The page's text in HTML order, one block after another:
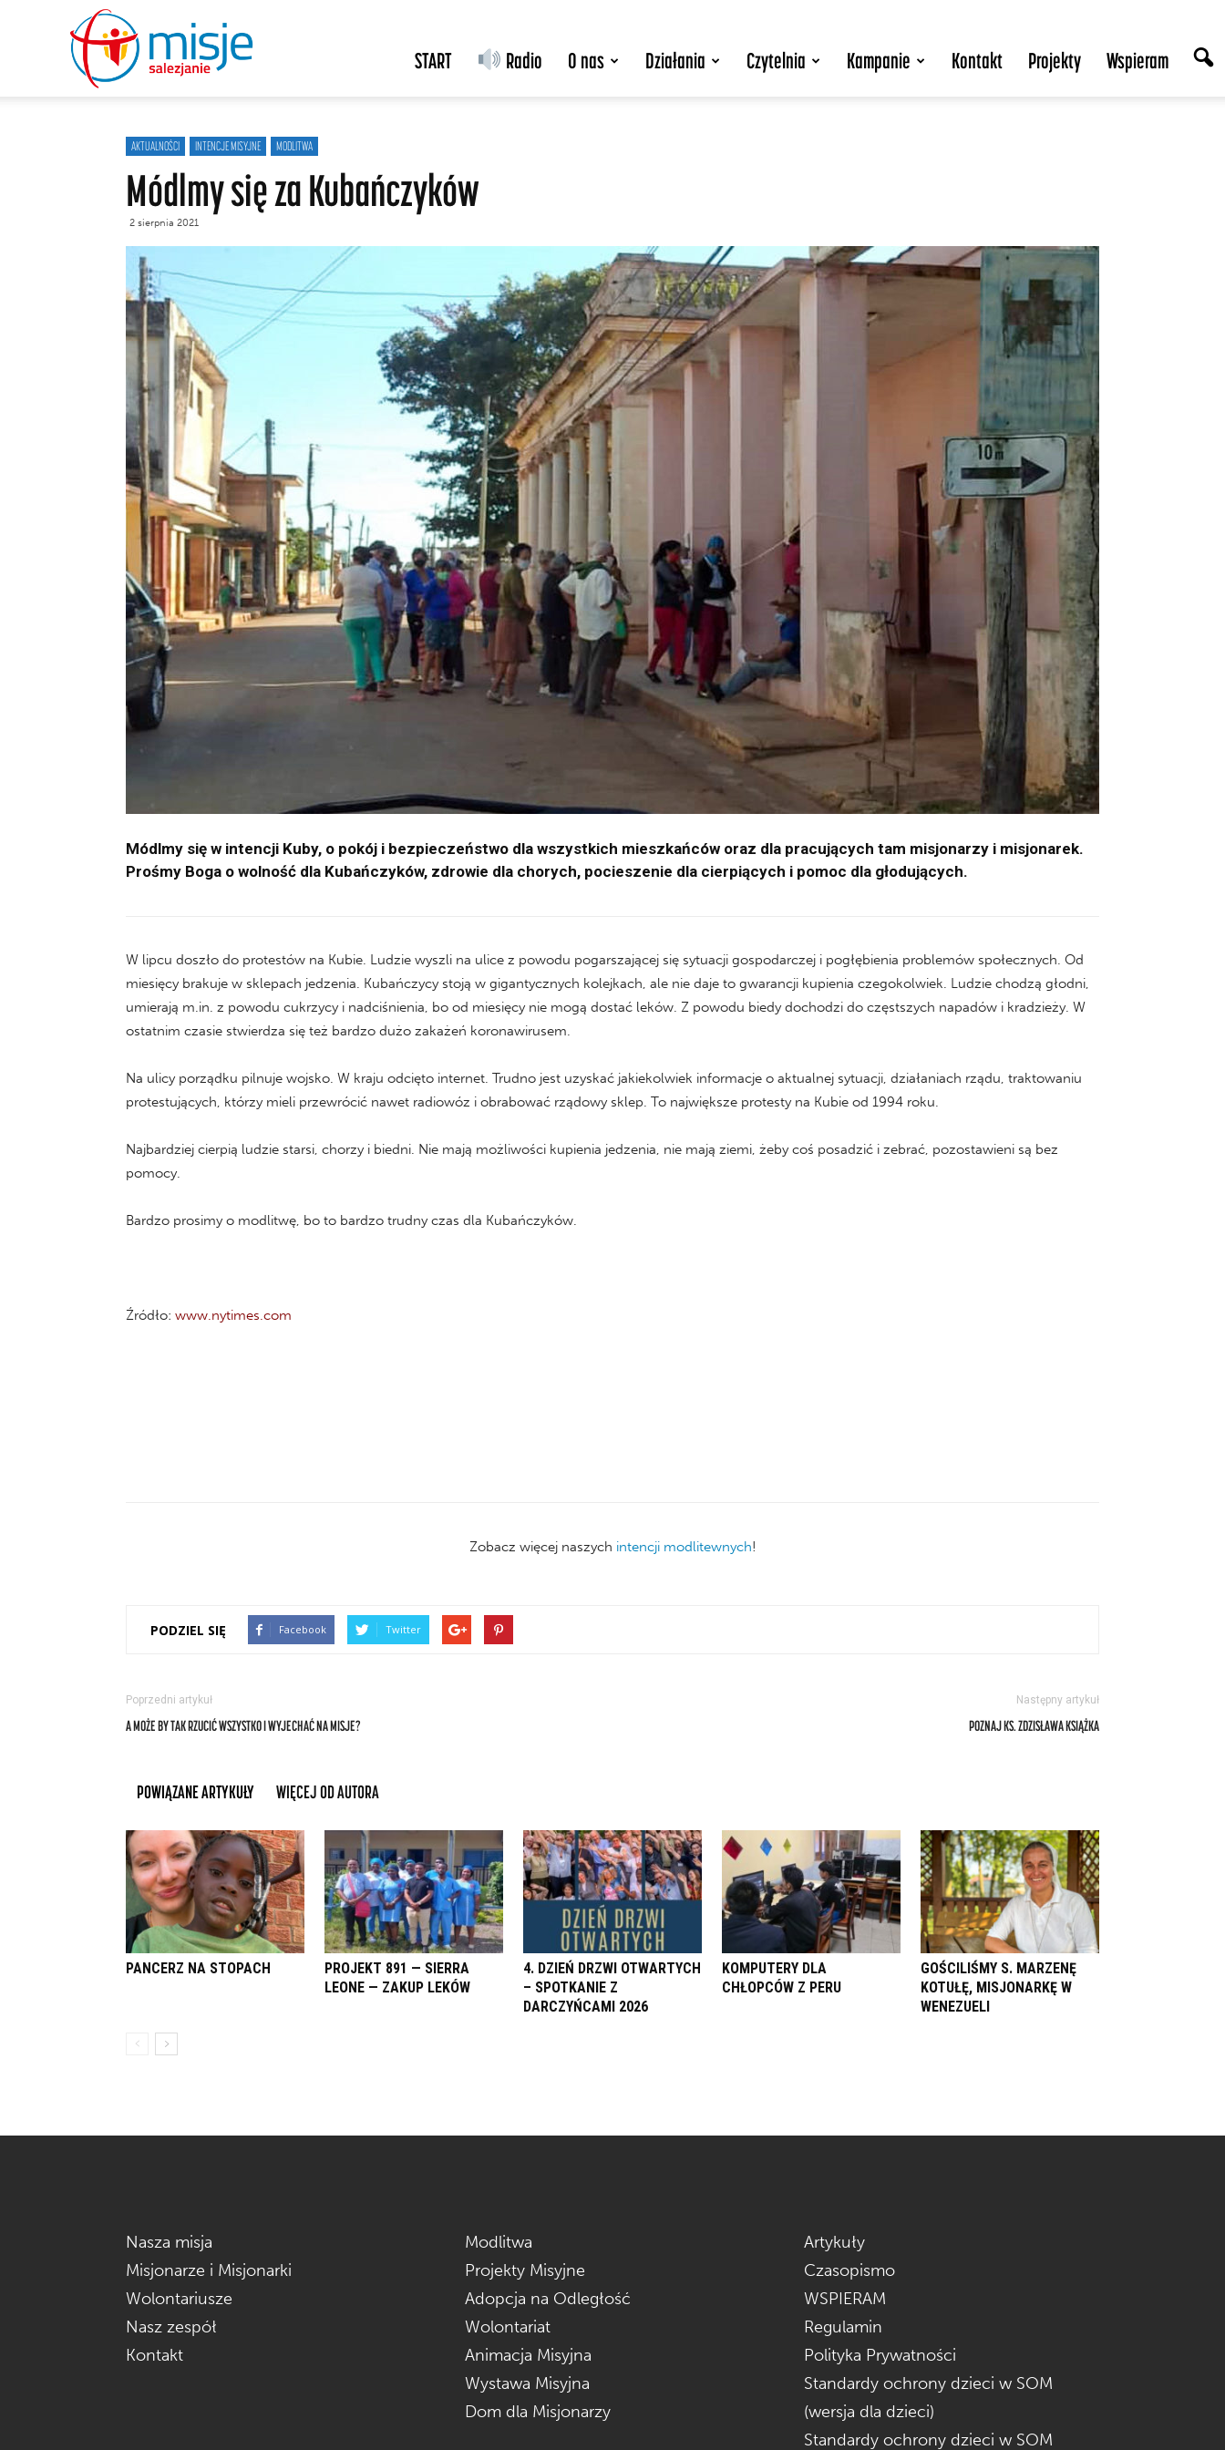
salezjanie
START Radio O nas Działania Czytelnia Kampanie Kontakt Projekty Wspieram
AKTUALNOŚCI INTENCJE MISYJNE MODLITWA
Módlmy się za Kubańczyków
2 sierpnia 2021
Módlmy się w intencji Kuby, o pokój i bezpieczeństwo dla wszystkich mieszkańców oraz dla pracujących tam misjonarzy i misjonarek.
Prośmy Boga o wolność dla Kubańczyków, zdrowie dla chorych, pocieszenie dla cierpiących i pomoc dla głodujących.
W lipcu doszło do protestów na Kubie. Ludzie wyszli na ulice z powodu pogarszającej się sytuacji gospodarczej i pogłębienia problemów społecznych. Od
miesięcy brakuje w sklepach jedzenia. Kubańczycy stoją w gigantycznych kolejkach, ale nie daje to gwarancji kupienia czegokolwiek. Ludzie chodzą głodni,
umierają m.in. z powodu cukrzycy i nadciśnienia, bo od miesięcy nie mogą dostać leków. Z powodu biedy dochodzi do częstszych napadów i kradzieży. W
ostatnim czasie stwierdza się też bardzo dużo zakażeń koronawirusem.
Na ulicy porządku pilnuje wojsko. W kraju odcięto internet. Trudno jest uzyskać jakiekolwiek informacje o aktualnej sytuacji, działaniach rządu, traktowaniu
protestujących, którzy mieli przewrócić nawet radiowóz i obrabować rządowy sklep. To największe protesty na Kubie od 1994 roku.
Najbardziej cierpią ludzie starsi, chorzy i biedni. Nie mają możliwości kupienia jedzenia, nie mają ziemi, żeby coś posadzić i zebrać, pozostawieni są bez
pomocy.
Bardzo prosimy o modlitwę, bo to bardzo trudny czas dla Kubańczyków.
Źródło: www.nytimes.com
Zobacz więcej naszych intencji modlitewnych!
PODZIEL SIĘ Facebook Twitter
Poprzedni artykuł
A MOŻE BY TAK RZUCIĆ WSZYSTKO I WYJECHAĆ NA MISJE?
Następny artykuł
POZNAJ KS. ZDZISŁAWA KSIĄŻKA
POWIĄZANE ARTYKUŁY WIĘCEJ OD AUTORA
PANCERZ NA STOPACH
PROJEKT 891 — SIERRA
LEONE — ZAKUP LEKÓW
4. DZIEŃ DRZWI OTWARTYCH
– SPOTKANIE Z
DARCZYŃCAMI 2026
KOMPUTERY DLA
CHŁOPCÓW Z PERU
GOŚCILIŚMY S. MARZENĘ
KOTUŁĘ, MISJONARKĘ W
WENEZUELI
Nasza misja
Misjonarze i Misjonarki
Wolontariusze
Nasz zespół
Kontakt
Modlitwa
Projekty Misyjne
Adopcja na Odległość
Wolontariat
Animacja Misyjna
Wystawa Misyjna
Dom dla Misjonarzy
Artykuły
Czasopismo
WSPIERAM
Regulamin
Polityka Prywatności
Standardy ochrony dzieci w SOM
(wersja dla dzieci)
Standardy ochrony dzieci w SOM